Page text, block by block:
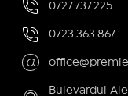
0727.737.225
0723.363.867
Bulevardul